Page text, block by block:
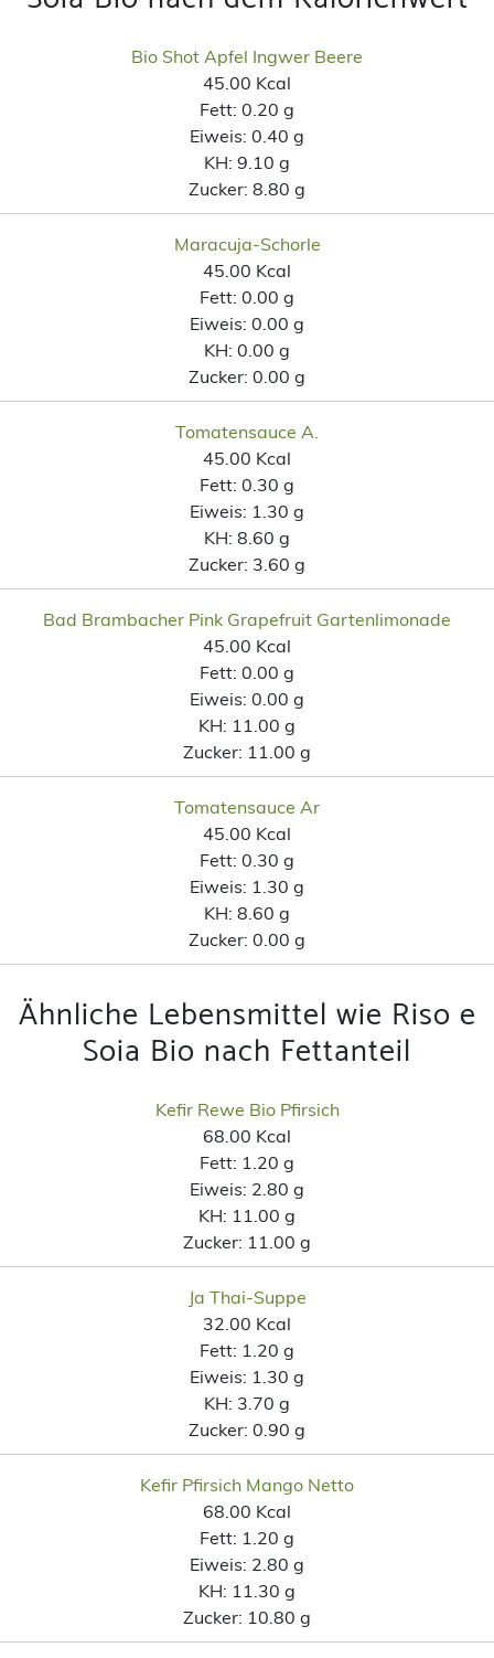
Bio Shot Apfel Ingwer Beere
45.00 Kcal
Fett: 0.20 g
Eiweis: 0.40 g
KH: 9.10 g
Zucker: 8.80 g
Maracuja-Schorle
45.00 Kcal
Fett: 0.00 g
Eiweis: 0.00 g
KH: 0.00 g
Zucker: 0.00 g
Tomatensauce A.
45.00 Kcal
Fett: 0.30 g
Eiweis: 1.30 g
KH: 8.60 g
Zucker: 3.60 g
Bad Brambacher Pink Grapefruit Gartenlimonade
45.00 Kcal
Fett: 0.00 g
Eiweis: 0.00 g
KH: 11.00 g
Zucker: 11.00 g
Tomatensauce Ar
45.00 Kcal
Fett: 0.30 g
Eiweis: 1.30 g
KH: 8.60 g
Zucker: 0.00 g
Ähnliche Lebensmittel wie Riso e
Soia Bio nach Fettanteil
Kefir Rewe Bio Pfirsich
68.00 Kcal
Fett: 1.20 g
Eiweis: 2.80 g
KH: 11.00 g
Zucker: 11.00 g
Ja Thai-Suppe
32.00 Kcal
Fett: 1.20 g
Eiweis: 1.30 g
KH: 3.70 g
Zucker: 0.90 g
Kefir Pfirsich Mango Netto
68.00 Kcal
Fett: 1.20 g
Eiweis: 2.80 g
KH: 11.30 g
Zucker: 10.80 g